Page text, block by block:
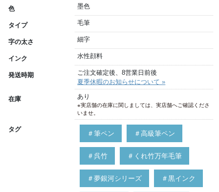
色 墨色
タイプ 毛筆
字の太さ 細字
インク 水性顔料
発送時期
ご注文確定後、8営業日前後
夏季休暇のお知らせについて »
在庫 あり
※実店舗の在庫に関しましては、実店舗へご確認くださ
いませ。
タグ
＃筆ペン ＃高級筆ペン
＃呉竹 ＃くれ竹万年毛筆
＃夢銀河シリーズ ＃黒インク